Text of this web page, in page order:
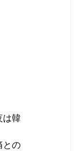
は韓
との